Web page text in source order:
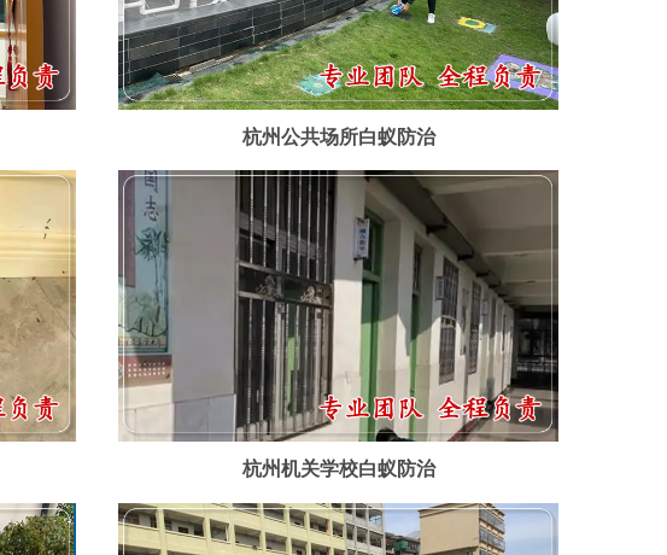
杭州公共场所白蚁防治
杭州机关学校白蚁防治